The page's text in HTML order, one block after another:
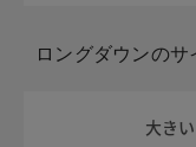
ロングダウンの
大き